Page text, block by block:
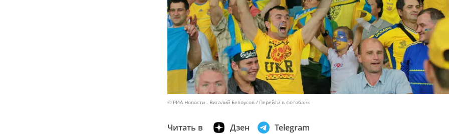
© РИА Новости . Виталий Белоусов Перейти в фотобанк
Читать в Дзен Telegram